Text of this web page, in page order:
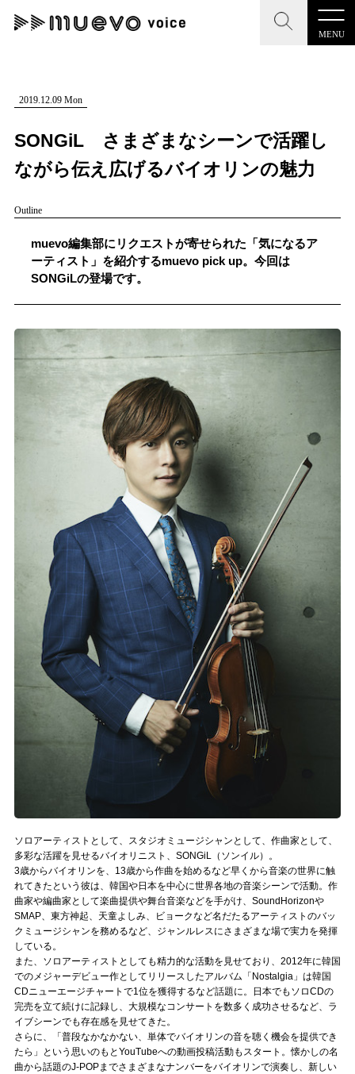
MENU
CLOSE
記事を検索する
人気ワード
#男性SSW #ポップス #女性SSW #ロック
#男性シンガー #HR/HM
CLOSE
"読者の声を形にする”音楽特化メディア
MENU
記事一覧
プレスリリース一覧
会社概要
お問い合わせ
記事リクエスト
muevoクラウドファンディング
muevoコミュニティ
ぶいクラ！by muevo
ぶいコミュ！by muevo
ぶいマガ！ by muevo
Follow us
Official SNS
2019.12.09 Mon
SONGiL さまざまなシーンで活躍し
ながら伝え広げるバイオリンの魅力
Outline
muevo編集部にリクエストが寄せられた「気になるア
ーティスト」を紹介するmuevo pick up。今回は
SONGiLの登場です。
ソロアーティストとして、スタジオミュージシャンとして、作曲家として、
多彩な活躍を見せるバイオリニスト、SONGiL（ソンイル）。
3歳からバイオリンを、13歳から作曲を始めるなど早くから音楽の世界に触
れてきたという彼は、韓国や日本を中心に世界各地の音楽シーンで活動。作
曲家や編曲家として楽曲提供や舞台音楽などを手がけ、SoundHorizonや
SMAP、東方神起、天童よしみ、ビョークなど名だたるアーティストのバッ
クミュージシャンを務めるなど、ジャンルレスにさまざまな場で実力を発揮
している。
また、ソロアーティストとしても精力的な活動を見せており、2012年に韓国
でのメジャーデビュー作としてリリースしたアルバム「Nostalgia」は韓国
CDニューエージチャートで1位を獲得するなど話題に。日本でもソロCDの
完売を立て続けに記録し、大規模なコンサートを数多く成功させるなど、ラ
イブシーンでも存在感を見せてきた。
さらに、「普段なかなかない、単体でバイオリンの音を聴く機会を提供でき
たら」という思いのもとYouTubeへの動画投稿活動もスタート。懐かしの名
曲から話題のJ-POPまでさまざまなナンバーをバイオリンで演奏し、新しい